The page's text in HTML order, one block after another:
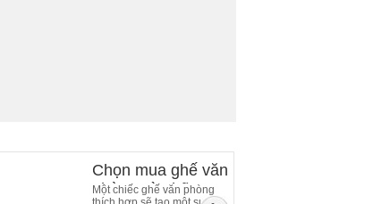
Chọn mua ghế văn
phòng và những
Một chiếc ghế văn phòng